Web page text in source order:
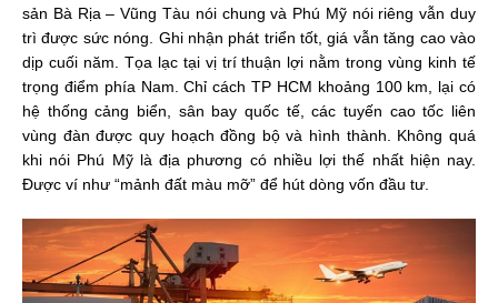
sản Bà Rịa – Vũng Tàu nói chung và Phú Mỹ nói riêng vẫn duy
trì được sức nóng. Ghi nhận phát triển tốt, giá vẫn tăng cao vào
dịp cuối năm. Tọa lạc tại vị trí thuận lợi nằm trong vùng kinh tế
trọng điểm phía Nam. Chỉ cách TP HCM khoảng 100 km, lại có
hệ thống cảng biển, sân bay quốc tế, các tuyến cao tốc liên
vùng đàn được quy hoạch đồng bộ và hình thành. Không quá
khi nói Phú Mỹ là địa phương có nhiều lợi thế nhất hiện nay.
Được ví như “mảnh đất màu mỡ” để hút dòng vốn đầu tư.